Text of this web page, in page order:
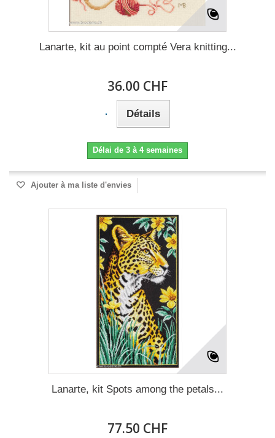
Lanarte, kit au point compté Vera knitting...
36.00 CHF
Détails
Délai de 3 à 4 semaines
Ajouter à ma liste d'envies
Lanarte, kit Spots among the petals...
77.50 CHF